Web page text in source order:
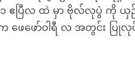
ပြီလ ထဲ မှာ ဗိုလ်လုပွဲ ကို ယှဉ်ပ
က ဖေဖော်ဝါရီ လ အတွင်း